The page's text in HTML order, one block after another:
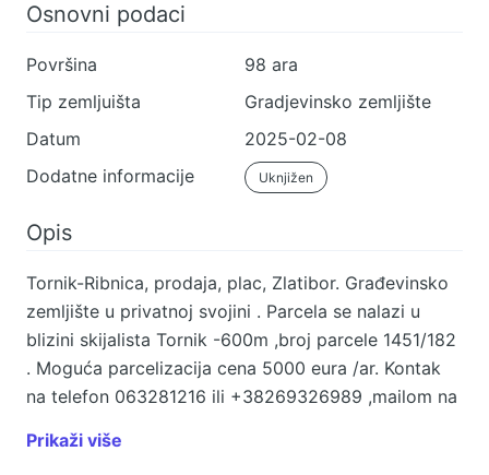
Osnovni podaci
Površina
98 ara
Tip zemljuišta
Gradjevinsko zemljište
Datum
2025-02-08
Dodatne informacije
Uknjižen
Opis
Tornik-Ribnica, prodaja, plac, Zlatibor. Građevinsko
zemljište u privatnoj svojini . Parcela se nalazi u
blizini skijalista Tornik -600m ,broj parcele 1451/182
. Moguća parcelizacija cena 5000 eura /ar. Kontak
na telefon 063281216 ili +38269326989 ,mailom na
Prikaži više